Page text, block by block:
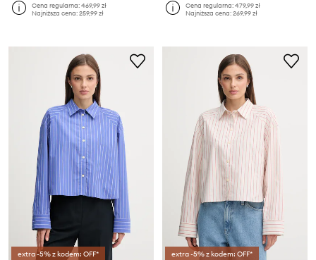
Cena regularna:469,99 zł
Najniższa cena:259,99 zł
Cena regularna:479,99 zł
Najniższa cena:269,99 zł
extra -5% z kodem: OFF* extra -5% z kodem: OFF*